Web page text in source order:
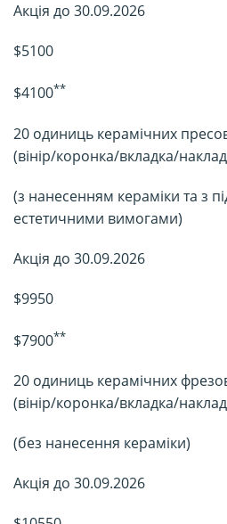
Акція до 30.09.2026
$5100
$4100**
20 одиниць керамічних
(вінір/коронка/вкладка/
(з нанесенням кераміки та з
естетичними вимогами)
Акція до 30.09.2026
$9950
$7900**
20 одиниць керамічних
(вінір/коронка/вкладка/
(без нанесення кераміки)
Акція до 30.09.2026